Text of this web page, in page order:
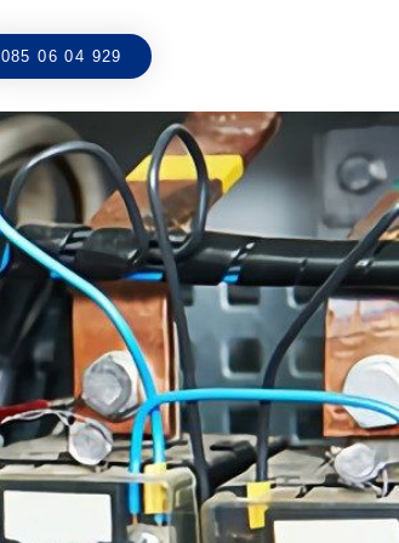
085 06 04 929